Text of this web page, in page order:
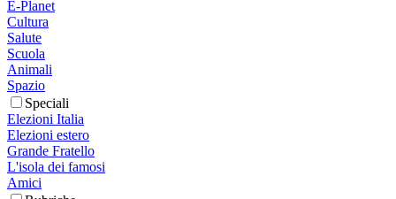
E-Planet
Cultura
Salute
Scuola
Animali
Spazio
Speciali
Elezioni Italia
Elezioni estero
Grande Fratello
L'isola dei famosi
Amici